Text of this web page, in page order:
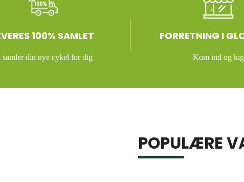
100% SAMLET
samler din nye cykel for dig
FORRETNING I
Kom ind og kig
POPULÆRE